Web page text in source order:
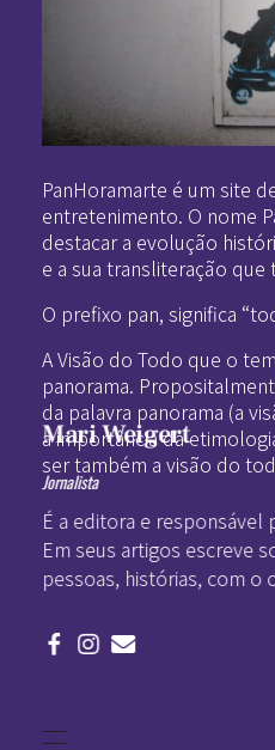
PanHoramarte é um site
entretenimento. O nome
destacar a evolução
e a sua transliteração
O prefixo pan, significa
A Visão do Todo que o
panorama.
da palavra panorama (a
a importância da
ser também a visão do
Mari Weigert
Jornalista
É a editora e responsável
Em seus artigos escreve
pessoas, histórias, com o